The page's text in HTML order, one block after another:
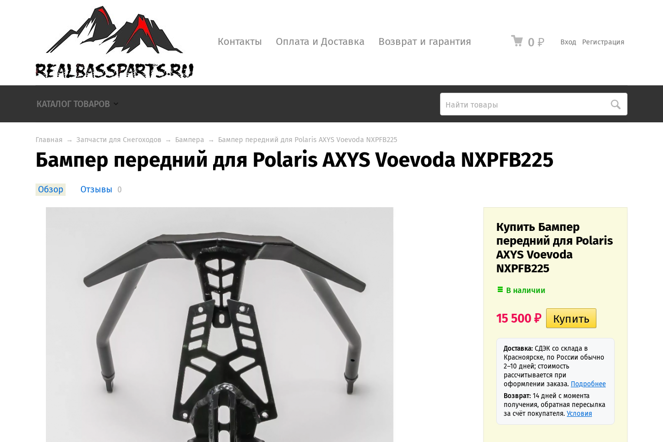
Вход Регистрация
0 ₽
Контакты Оплата и Доставка Возврат и гарантия
КАТАЛОГ ТОВАРОВ
Главная → Запчасти для Снегоходов → Бампера → Бампер передний для Polaris AXYS Voevoda NXPFB225
Бампер передний для Polaris AXYS Voevoda NXPFB225
Обзор Отзывы 0
Купить Бампер
передний для Polaris
AXYS Voevoda
NXPFB225
В наличии
15 500 ₽
Доставка: СДЭК со склада в
Красноярске, по России обычно
2–10 дней; стоимость
рассчитывается при
оформлении заказа. Подробнее
Возврат: 14 дней с момента
получения, обратная пересылка
за счёт покупателя. Условия